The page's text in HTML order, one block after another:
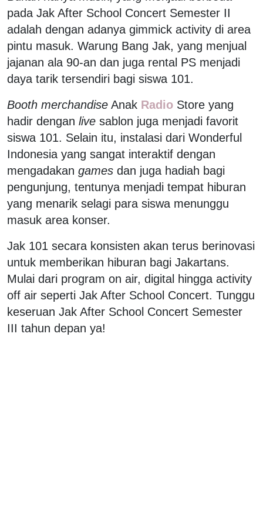
pada Jak After School Concert Semester II
adalah dengan adanya gimmick activity di area
pintu masuk. Warung Bang Jak, yang menjual
jajanan ala 90-an dan juga rental PS menjadi
daya tarik tersendiri bagi siswa 101.
Booth merchandise Anak Radio Store yang
hadir dengan live sablon juga menjadi favorit
siswa 101. Selain itu, instalasi dari Wonderful
Indonesia yang sangat interaktif dengan
mengadakan games dan juga hadiah bagi
pengunjung, tentunya menjadi tempat hiburan
yang menarik selagi para siswa menunggu
masuk area konser.
Jak 101 secara konsisten akan terus berinovasi
untuk memberikan hiburan bagi Jakartans.
Mulai dari program on air, digital hingga activity
off air seperti Jak After School Concert. Tunggu
keseruan Jak After School Concert Semester
III tahun depan ya!